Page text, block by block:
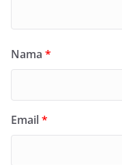
Nama *
Email*